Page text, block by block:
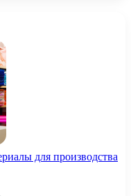
для производства